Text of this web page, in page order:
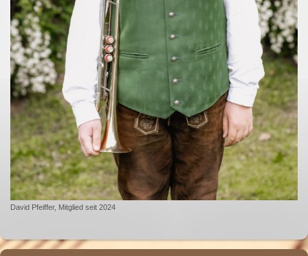
David Pfeiffer, Mitglied seit 2024